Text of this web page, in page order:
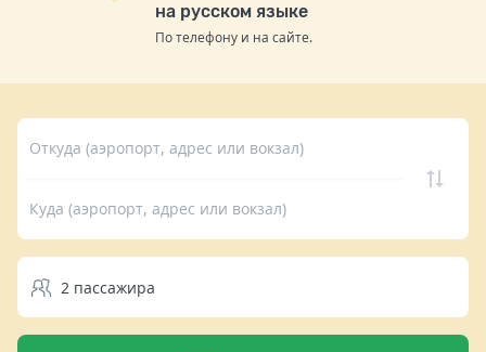
на русском языке
По телефону и на сайте.
Откуда (аэропорт, адрес или вокзал)
Куда (аэропорт, адрес или вокзал)
2 пассажира